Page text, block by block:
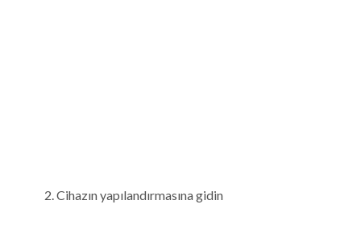
Cihazın yapılandırmasına gidin